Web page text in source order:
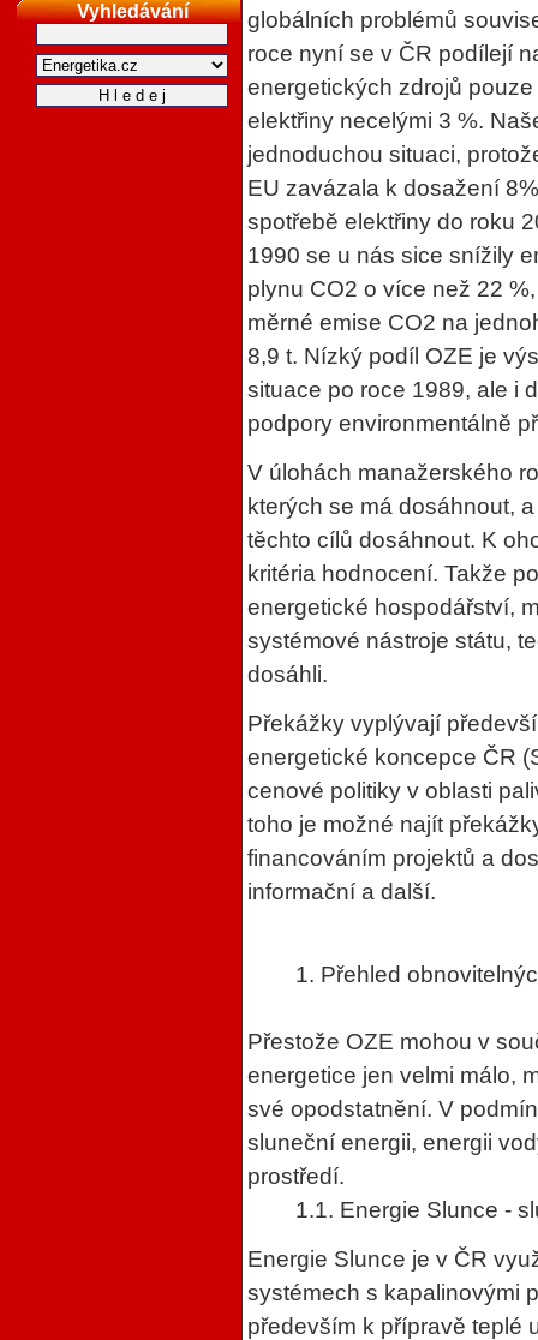
Vyhledávání
globálních problémů
roce nyní se v ČR podílejí
energetických zdrojů
elektřiny necelými 3 %.
jednoduchou situaci,
EU zavázala k dosažení
spotřebě elektřiny do roku
1990 se u nás sice snížily
plynu CO2 o více než 22
měrné emise CO2 na
8,9 t. Nízký podíl OZE je
situace po roce 1989, ale i
podpory environmentálně
V úlohách manažerského
kterých se má dosáhnout,
těchto cílů dosáhnout. K
kritéria hodnocení. Takže
energetické hospodářství,
systémové nástroje státu,
dosáhli.
Překážky vyplývají
energetické koncepce ČR
cenové politiky v oblasti
toho je možné najít
financováním projektů a
informační a další.
1. Přehled
Přestože OZE mohou v
energetice jen velmi málo,
své opodstatnění. V
sluneční energii, energii
prostředí.
1.1. Energie Slunce -
Energie Slunce je v ČR
systémech s kapalinovými
především k přípravě teplé